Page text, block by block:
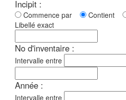
Incipit :
Commence par Contient
Libellé exact
No d'inventaire :
Intervalle entre
Année :
Intervalle entre